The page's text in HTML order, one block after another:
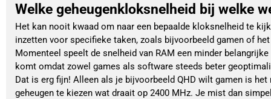
Welke geheugenkloksnelheid bij welke
Het kan nooit kwaad om naar een bepaalde kloksnelheid te
inzetten voor specifieke taken, zoals bijvoorbeeld gamen of
Momenteel speelt de snelheid van RAM een minder
komt omdat zowel games als software steeds beter
Dat is erg fijn! Alleen als je bijvoorbeeld QHD wilt gamen is het
geheugen te kiezen wat draait op 2400 MHz. Je mist dan